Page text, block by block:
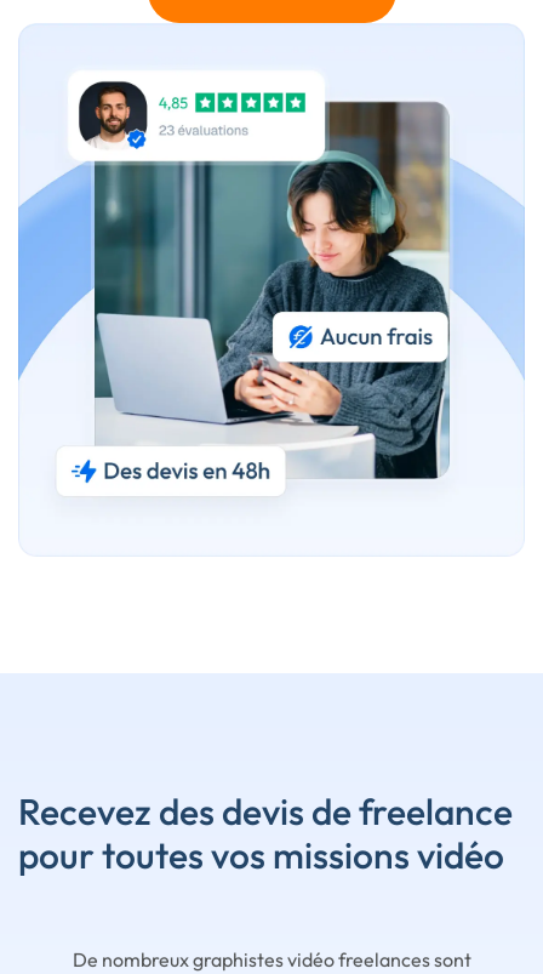
Recevez des devis de freelance
pour toutes vos missions vidéo
De nombreux graphistes vidéo freelances sont